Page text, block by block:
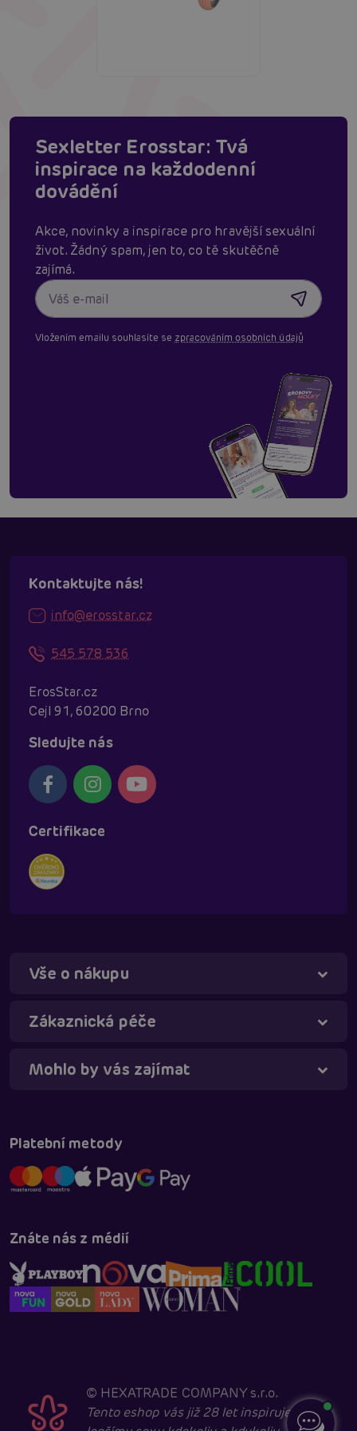
Sexletter Erosstar: Tvá
inspirace na každodenní
dovádění
Akce, novinky a inspirace pro hravější sexuální
život. Žádný spam, jen to, co tě skutěčně
zajímá.
Vložením emailu souhlasíte se zpracováním osobních údajů
Kontaktujte nás!
info@erosstar.cz
545 578 536
ErosStar.cz
Cejl 91, 60200 Brno
Sledujte nás
Certifikace
Vše o nákupu
Zákaznická péče
Mohlo by vás zajímat
Platební metody
Znáte nás z médií
© HEXATRADE COMPANY s.r.o.
Tento eshop vás již 28 let inspiruje k